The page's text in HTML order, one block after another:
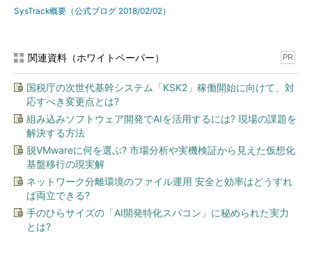
「Splunk」などと収集したデータを連携させる機能も備える。こ
システムへ接続するデバイスをグラフィカルに表示する「Ha
rdware Diagram」
SysTrack概要（公式ブログ 2018/02/02）
関連資料（ホワイトペーパー） PR
国税庁の次世代基幹システム「KSK2」稼働開始に向けて、対
応すべき変更点とは?
組み込みソフトウェア開発でAIを活用するには? 現場の課題を
解決する方法
脱VMwareに何を選ぶ? 市場分析や実機検証から見えた仮想化
基盤移行の現実解
ネットワーク分離環境のファイル運用 安全と効率はどうすれ
ば両立できる?
手のひらサイズの「AI開発特化スパコン」に秘められた実力
とは?